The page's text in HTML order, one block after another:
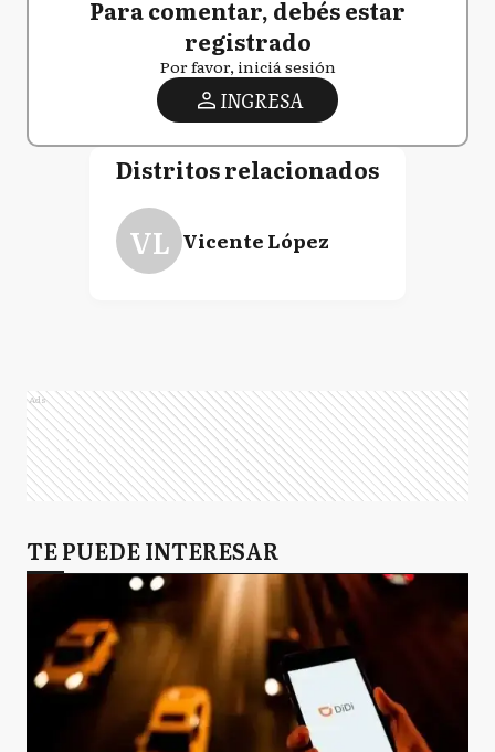
Para comentar, debés estar
registrado
Por favor, iniciá sesión
INGRESA
Distritos relacionados
VL Vicente López
Ads
TE PUEDE INTERESAR